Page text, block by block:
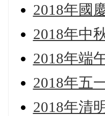
2018年國
2018年中
2018年端
2018年五
2018年清